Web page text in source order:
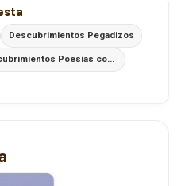
Descubrimientos Pegadizos
Descubrimientos Poesías con Ritmo